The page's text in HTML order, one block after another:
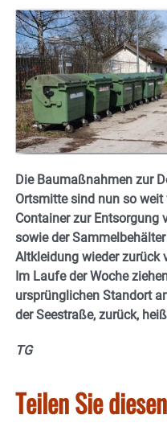
Die Baumaßnahmen zur
Ortsmitte sind nun so
Container zur Entsorgung
sowie der
Altkleidung wieder zurück
Im Laufe der Woche
ursprünglichen Standort
der Seestraße, zurück,
TG
Teilen Sie